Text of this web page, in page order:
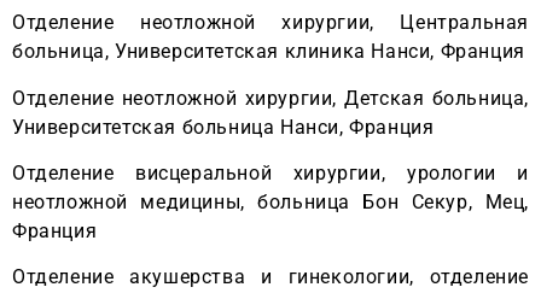
Отделение неотложной хирургии, Центральная
больница, Университетская клиника Нанси, Франция
Отделение неотложной хирургии, Детская больница,
Университетская больница Нанси, Франция
Отделение висцеральной хирургии, урологии и
неотложной медицины, больница Бон Секур, Мец,
Франция
Отделение акушерства и гинекологии, отделение